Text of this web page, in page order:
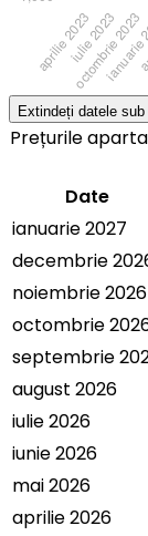
Extindeți datele
Prețurile
Date
ianuarie 2027
decembrie
noiembrie 2026
octombrie
septembrie
august 2026
iulie 2026
iunie 2026
mai 2026
aprilie 2026